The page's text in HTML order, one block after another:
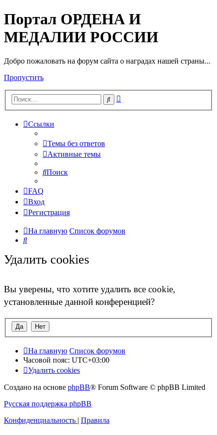
Портал ОРДЕНА И
МЕДАЛИИ РОССИИ
Добро пожаловать на форум сайта о наградах нашей страны...
Пропустить
Поиск
Ссылки
Темы без ответов
Активные темы
Поиск
FAQ
Вход
Регистрация
На главную Список форумов
Поиск
Удалить cookies
Вы уверены, что хотите удалить все cookie,
установленные данной конференцией?
На главную Список форумов
Часовой пояс: UTC+03:00
Удалить cookies
Создано на основе phpBB® Forum Software © phpBB Limited
Русская поддержка phpBB
Конфиденциальность | Правила